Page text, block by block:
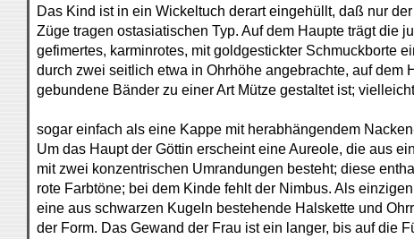
Das Kind ist in ein Wickeltuch derart eingehüllt, daß nur
Züge tragen ostasiatischen Typ. Auf dem Haupte trägt die
gefimertes, karminrotes, mit goldgestickter Schmuckborte
durch zwei seitlich etwa in Ohrhöhe angebrachte, auf dem
gebundene Bänder zu einer Art Mütze gestaltet ist;
sogar einfach als eine Kappe mit herabhängendem
Um das Haupt der Göttin erscheint eine Aureole, die aus
mit zwei konzentrischen Umrandungen besteht; diese
rote Farbtöne; bei dem Kinde fehlt der Nimbus. Als
eine aus schwarzen Kugeln bestehende Halskette und
der Form. Das Gewand der Frau ist ein langer, bis auf die